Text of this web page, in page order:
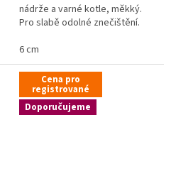
nádrže a varné kotle, měkký.
Pro slabě odolné znečištění.
6 cm
Cena pro
registrované
Doporučujeme